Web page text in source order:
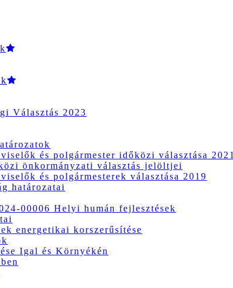
Választás 2023
és polgármester időközi választása 2021
önkormányzati választás jelöltjei
és polgármesterek választása 2019
határozatai
00006 Helyi humán fejlesztések
energetikai korszerűsítése
Igal és Környékén